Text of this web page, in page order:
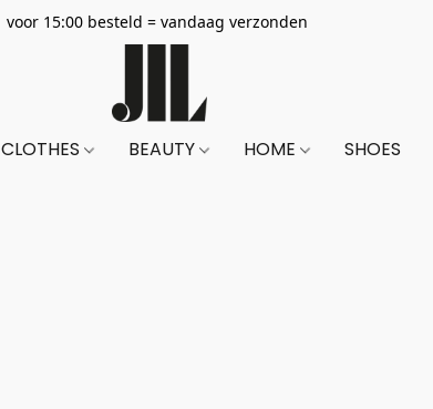
voor 15:00 besteld = vandaag verzonden
CLOTHES BEAUTY HOME SHOES